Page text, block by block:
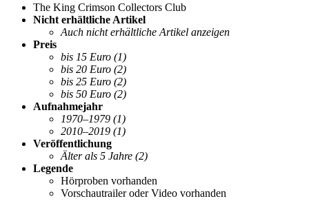
The King Crimson Collectors Club
Nicht erhältliche Artikel
Auch nicht erhältliche Artikel anzeigen
Preis
bis 15 Euro (1)
bis 20 Euro (2)
bis 25 Euro (2)
bis 50 Euro (2)
Aufnahmejahr
1970–1979 (1)
2010–2019 (1)
Veröffentlichung
Älter als 5 Jahre (2)
Legende
Hörproben vorhanden
Vorschautrailer oder Video vorhanden